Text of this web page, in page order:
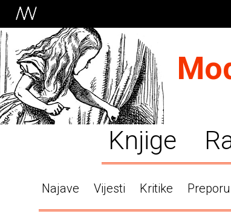
Knjige
Najave Vijesti Kritike